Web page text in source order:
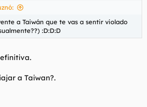
a Taiwán que te vas a sentir violado
:D:D:D
a Taiwan?.